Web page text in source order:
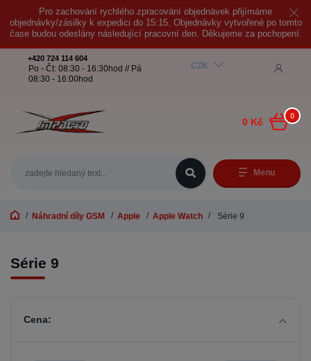
Pro zachování rychlého zpracování objednávek přijímáme
objednávky/zásilky k expedici do 15:15. Objednávky vytvořené po tomto
čase budou odeslány následující pracovní den. Děkujeme za pochopení.
Menu
CZK
+420 724 114 604
Po - Čt: 08:30 - 16:30hod // Pá
08:30 - 16:00hod
0
0 Kč
Náhradní díly GSM Apple Apple Watch Série 9
Série 9
Cena: